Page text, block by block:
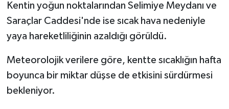
Kentin yoğun noktalarından Selimiye Meydanı ve
Saraçlar Caddesi'nde ise sıcak hava nedeniyle
yaya hareketliliğinin azaldığı görüldü.
Meteorolojik verilere göre, kentte sıcaklığın hafta
boyunca bir miktar düşse de etkisini sürdürmesi
bekleniyor.